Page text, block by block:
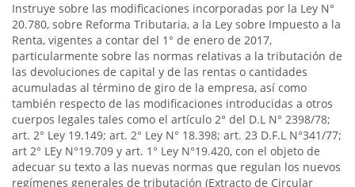
Instruye sobre las modificaciones incorporadas por la Ley N°
20.780, sobre Reforma Tributaria, a la Ley sobre Impuesto a la
Renta, vigentes a contar del 1° de enero de 2017,
particularmente sobre las normas relativas a la tributación de
las devoluciones de capital y de las rentas o cantidades
acumuladas al término de giro de la empresa, así como
también respecto de las modificaciones introducidas a otros
cuerpos legales tales como el artículo 2° del D.L N° 2398/78;
art. 2° Ley 19.149; art. 2° Ley N° 18.398; art. 23 D.F.L N°341/77;
art 2° LEy N°19.709 y art. 1° Ley N°19.420, con el objeto de
adecuar su texto a las nuevas normas que regulan los nuevos
regímenes generales de tributación (Extracto de Circular